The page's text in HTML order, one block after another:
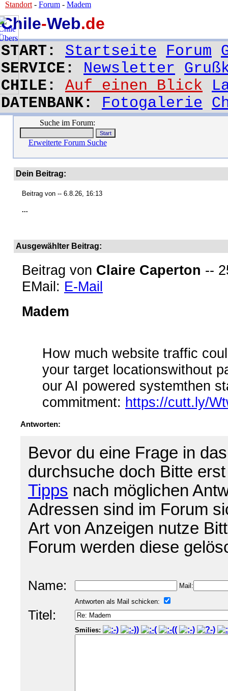
Chile-Web.de
START: Startseite Forum
SERVICE: Newsletter
CHILE: Auf einen Blick
DATENBANK: Fotogalerie
Standort - Forum - Madem
Suche im Forum:
Erweiterte Forum Suche
Dein Beitrag:
Beitrag von -- 6.8.26, 16:13
...
Ausgewählter Beitrag:
Beitrag von Claire Caperton --
EMail: E-Mail
Madem
How much website traffic
your target locationswithout
our AI powered systemthen
commitment: https://cutt.ly/
Antworten:
Bevor du eine Frage in
durchsuche doch Bitte
Tipps nach möglichen
Adressen sind im Forum
Art von Anzeigen nutze
Forum werden diese
Name: Mail:
Antworten als Mail schicken:
Titel:
Smilies: